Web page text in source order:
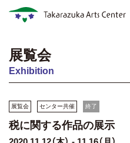
展覧会
Exhibition
展覧会 センター共催 終了
税に関する作品の展示